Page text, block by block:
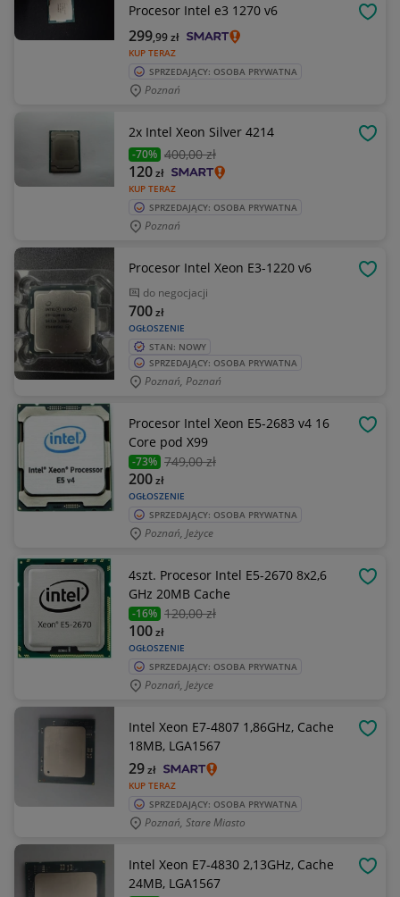
Procesor Intel e3 1270 v6
KUP TERAZ
299,99zł
SPRZEDAJĄCY: OSOBA PRYWATNA
Poznań
2x Intel Xeon Silver 4214
-70% 400,00 zł
KUP TERAZ
120zł
SPRZEDAJĄCY: OSOBA PRYWATNA
Poznań
Procesor Intel Xeon E3-1220 v6
do negocjacji
OGŁOSZENIE
700zł
STAN: NOWY
SPRZEDAJĄCY: OSOBA PRYWATNA
Poznań, Poznań
Procesor Intel Xeon E5-2683 v4 16
Core pod X99
-73% 749,00 zł
OGŁOSZENIE
200zł
SPRZEDAJĄCY: OSOBA PRYWATNA
Poznań, Jeżyce
4szt. Procesor Intel E5-2670 8x2,6
GHz 20MB Cache
-16% 120,00 zł
OGŁOSZENIE
100zł
SPRZEDAJĄCY: OSOBA PRYWATNA
Poznań, Jeżyce
Intel Xeon E7-4807 1,86GHz, Cache
18MB, LGA1567
KUP TERAZ
29zł
SPRZEDAJĄCY: OSOBA PRYWATNA
Poznań, Stare Miasto
Intel Xeon E7-4830 2,13GHz, Cache
24MB, LGA1567